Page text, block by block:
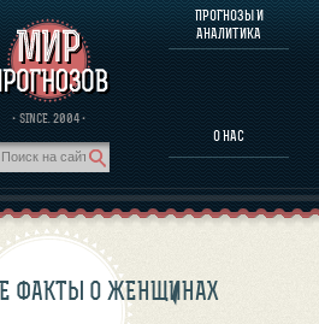
· SINCE. 2004 ·
ПРОГНОЗЫ И
АНАЛИТИКА
О НАС
О ПРОГРАММЕ
ЧЕЛОВЕКА
ВЫДАЮЩИХСЯ ЛИЧНОСТЕЙ
О ПРОГРАММЕ
И АНАЛИТИКА
ФАКТЫ О ЖЕНЩИНАХ